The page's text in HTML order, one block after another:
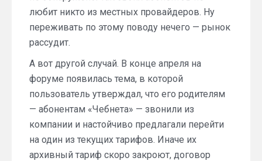
любит никто из местных провайдеров. Ну
переживать по этому поводу нечего — рынок
рассудит.
А вот другой случай. В конце апреля на
форуме появилась тема, в которой
пользователь утверждал, что его родителям
— абонентам «Чебнета» — звонили из
компании и настойчиво предлагали перейти
на один из текущих тарифов. Иначе их
архивный тариф скоро закроют, договор